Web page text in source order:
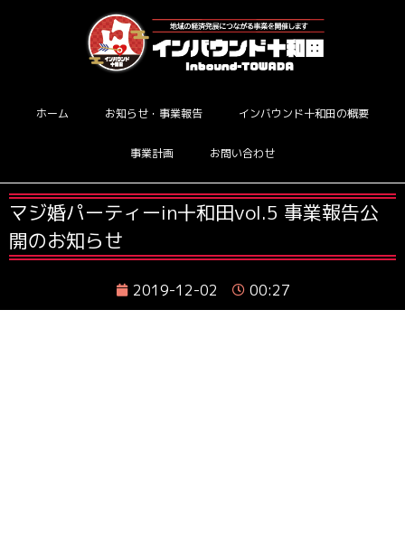
ホーム お知らせ・事業報告 インバウンド十和田の概要
事業計画 お問い合わせ
マジ婚パーティーin十和田vol.5 事業報告公
開のお知らせ
2019-12-02 00:27